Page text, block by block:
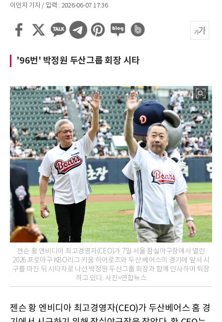
이민지 기자 / 입력 : 2026-06-07 17:36
'96번' 박정원 두산그룹 회장 시타
젠슨 황 엔비디아 최고경영자(CEO)가 7일 서울 잠실야구장에서 열린
2026 프로야구 KBO리그 키움 히어로즈와 두산 베어스의 경기에 앞서 시
구를 마친 뒤 시타자로 나선 박정원 두산그룹 회장과 함께 인사하며 퇴장
하고 있다. 사진=연합뉴스
젠슨 황 엔비디아 최고경영자(CEO)가 두산베어스 홈 경